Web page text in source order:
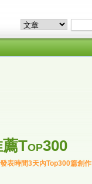
Top300
發表時間3天內Top300篇創作